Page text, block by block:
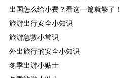
出国怎么给小费？看这一篇就够了！
旅游出行安全小知识
旅游急救小常识
外出旅行的安全小知识
冬季出游小贴士